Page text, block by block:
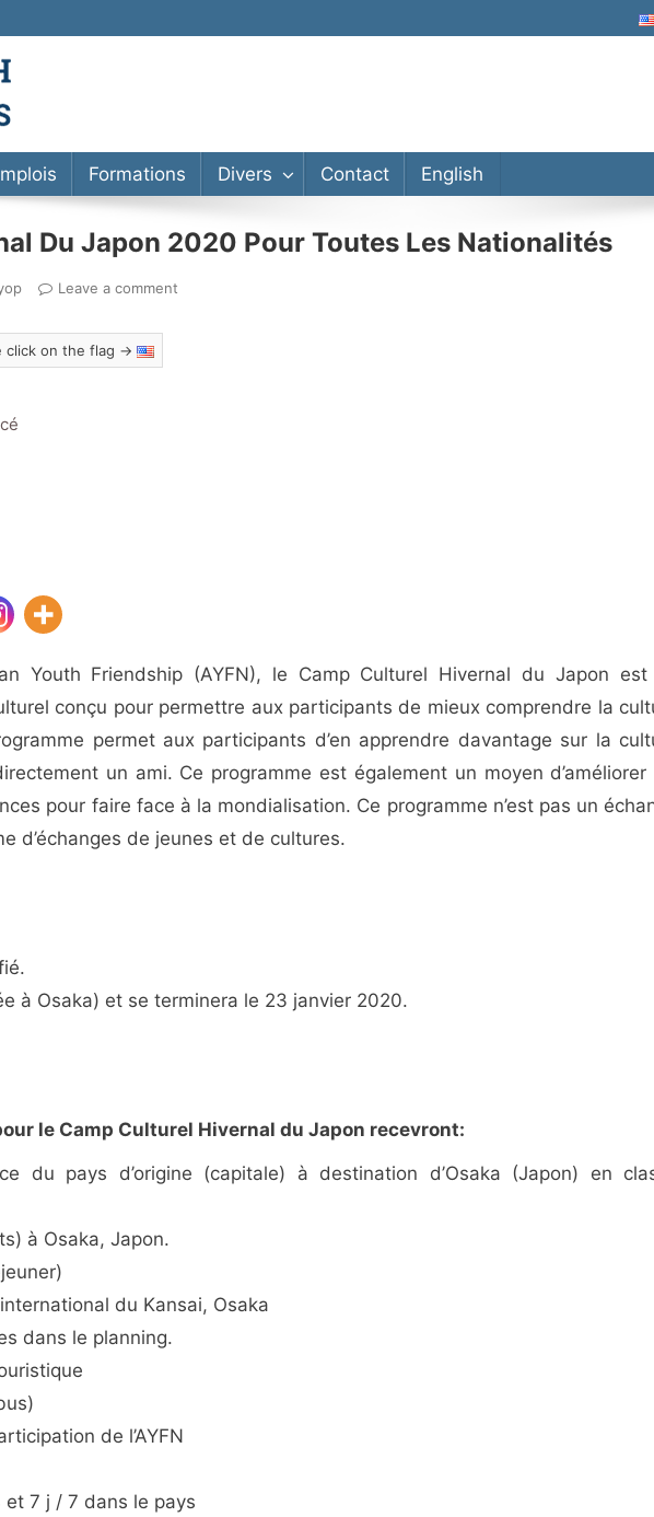
Formations Divers Contact English
Du Japon 2020 Pour Toutes Les Nationalités
Leave a comment
click on the flag →
Youth Friendship (AYFN), le Camp Culturel Hivernal du Japon est
conçu pour permettre aux participants de mieux comprendre la
permet aux participants d’en apprendre davantage sur la
un ami. Ce programme est également un moyen d’améliorer
pour faire face à la mondialisation. Ce programme n’est pas un
d’échanges de jeunes et de cultures.
à Osaka) et se terminera le 23 janvier 2020.
le Camp Culturel Hivernal du Japon recevront:
du pays d’origine (capitale) à destination d’Osaka (Japon) en
à Osaka, Japon.
du Kansai, Osaka
dans le planning.
de l’AYFN
7 j / 7 dans le pays